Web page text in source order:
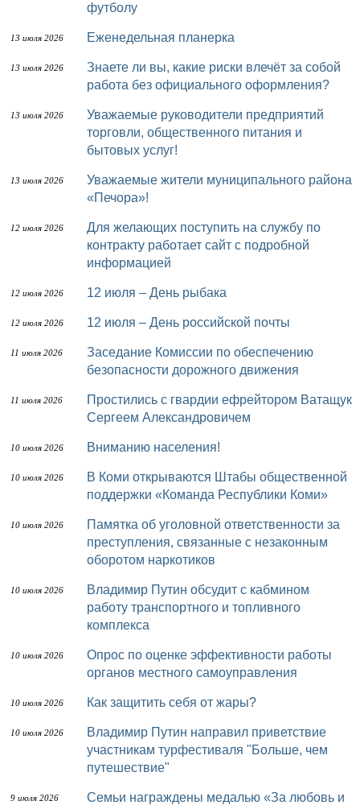
футболу
13 июля 2026 Еженедельная планерка
13 июля 2026
Знаете ли вы, какие риски влечёт за собой
работа без официального оформления?
13 июля 2026
Уважаемые руководители предприятий
торговли, общественного питания и
бытовых услуг!
13 июля 2026
Уважаемые жители муниципального района
«Печора»!
12 июля 2026
Для желающих поступить на службу по
контракту работает сайт с подробной
информацией
12 июля 2026 12 июля – День рыбака
12 июля 2026 12 июля – День российской почты
11 июля 2026
Заседание Комиссии по обеспечению
безопасности дорожного движения
11 июля 2026
Простились с гвардии ефрейтором Ватащук
Сергеем Александровичем
10 июля 2026 Вниманию населения!
10 июля 2026
В Коми открываются Штабы общественной
поддержки «Команда Республики Коми»
10 июля 2026
Памятка об уголовной ответственности за
преступления, связанные с незаконным
оборотом наркотиков
10 июля 2026
Владимир Путин обсудит с кабмином
работу транспортного и топливного
комплекса
10 июля 2026
Опрос по оценке эффективности работы
органов местного самоуправления
10 июля 2026 Как защитить себя от жары?
10 июля 2026
Владимир Путин направил приветствие
участникам турфестиваля "Больше, чем
путешествие"
9 июля 2026
Семьи награждены медалью «За любовь и